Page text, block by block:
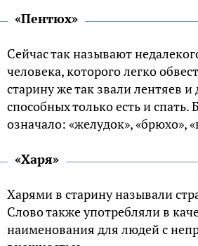
«Пентюх»
Сейчас так называют
человека, которого легко
старину же так звали лентяев
способных только есть и спать.
означало: «желудок», «брюхо»,
«Харя»
Харями в старину называли
Слово также употребляли в
наименования для людей с